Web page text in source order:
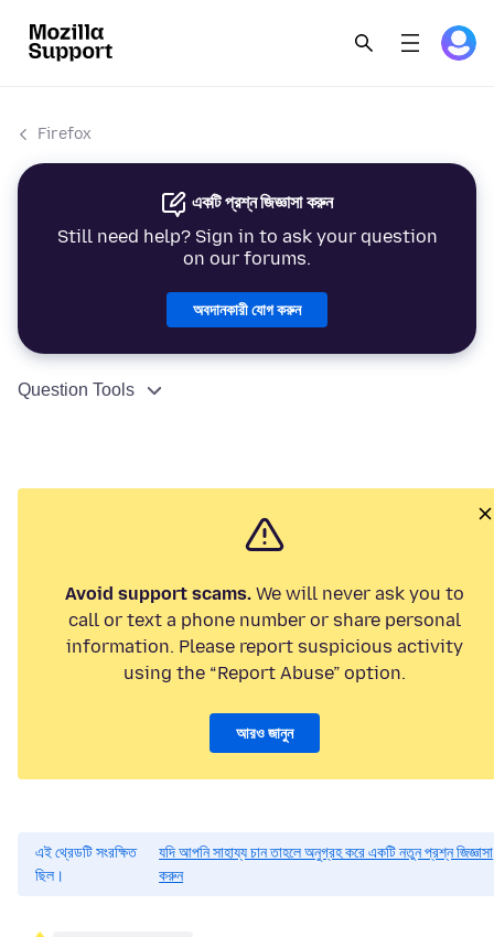
Firefox
একটি প্রশ্ন জিজ্ঞাসা করুন
Still need help? Sign in to ask your question
on our forums.
অবদানকারী যোগ করুন
Question Tools
Avoid support scams. We will never ask you to
call or text a phone number or share personal
information. Please report suspicious activity
using the “Report Abuse” option.
আরও জানুন
এই থ্রেডটি সংরক্ষিত
ছিল।
যদি আপনি সাহায্য চান তাহলে অনুগ্রহ করে একটি নতুন প্রশ্ন জিজ্ঞাসা
করুন